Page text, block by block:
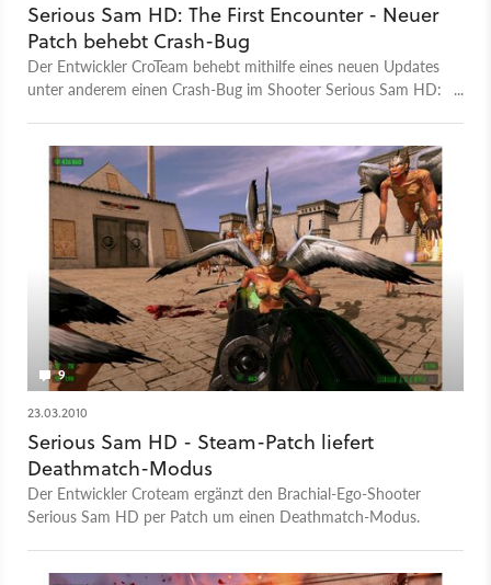
Serious Sam HD: The First Encounter - Neuer
Patch behebt Crash-Bug
Der Entwickler CroTeam behebt mithilfe eines neuen Updates
unter anderem einen Crash-Bug im Shooter Serious Sam HD:
9
23.03.2010
Serious Sam HD - Steam-Patch liefert
Deathmatch-Modus
Der Entwickler Croteam ergänzt den Brachial-Ego-Shooter
Serious Sam HD per Patch um einen Deathmatch-Modus.